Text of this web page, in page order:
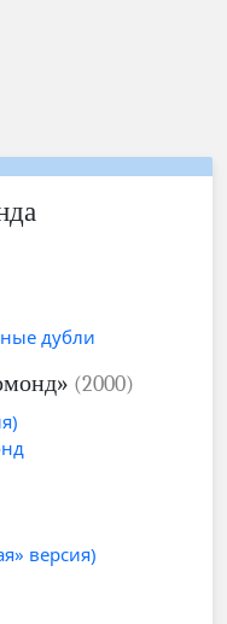
дубли
(2000)
версия)